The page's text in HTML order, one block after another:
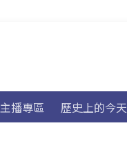
主播專區 歷史上的今天